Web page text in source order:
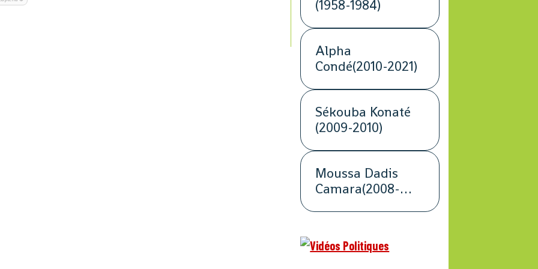
(1958-1984)
Alpha
Condé(2010-2021)
Sékouba Konaté
(2009-2010)
Moussa Dadis
Camara(2008-